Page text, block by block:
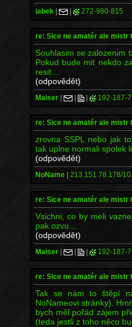
iabek | | 272-980-815
re: Sice ne amatér ale mistr
Souhlasim se zalozenim
Pokud bude mit nekdo
resit....
(odpovědět)
Maiser | | | 192-187-
re: Sice ne amatér ale mistr
zrovna SSPL nebo jak
tak uplne normali spolek
(odpovědět)
NoName | 213.151.78.178/
re: Sice ne amatér ale mistr
Vsichni, co by meli
pak ozvu....
(odpovědět)
Maiser | | | 192-187-
re: Sice ne amatér ale mistr
Tak se nám to štěpí
NoNameovi stránky).
bych měl pořád zájem
(teda jestli z toho něco